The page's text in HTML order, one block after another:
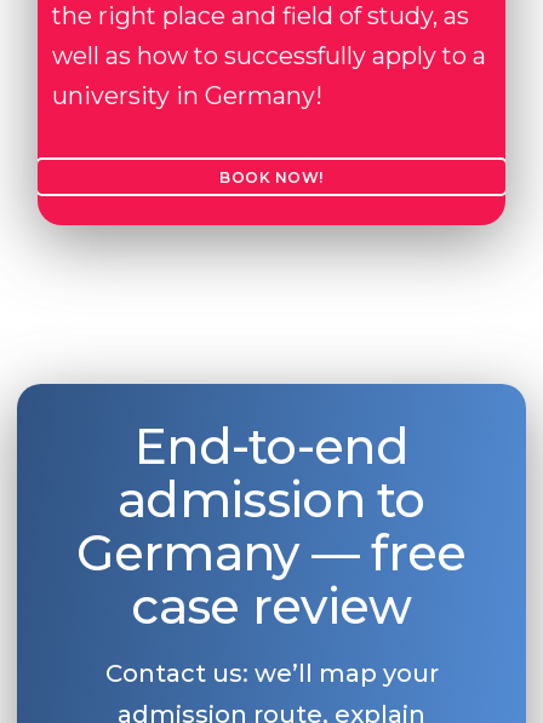
the right place and field of study, as
well as how to successfully apply to a
university in Germany!
BOOK NOW!
End-to-end
admission to
Germany — free
case review
Contact us: we’ll map your
admission route, explain